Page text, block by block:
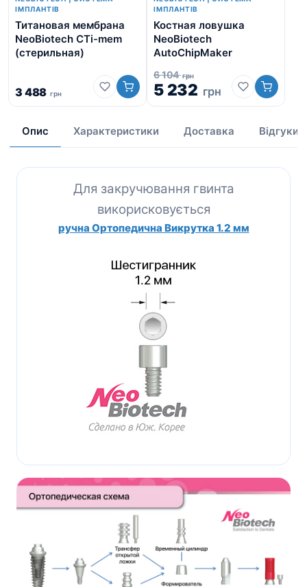
ІМПЛАНТІВ
Титановая мембрана
NeoBiotech CTi-mem
(стерильная)
3 488 грн
ІМПЛАНТІВ
Костная ловушка
NeoBiotech
AutoChipMaker
6 104грн
5 232 грн
Опис Характеристики Доставка Відгуки
Для закручювання гвинта
викорисковується
ручна Ортопедична Викрутка 1.2 мм